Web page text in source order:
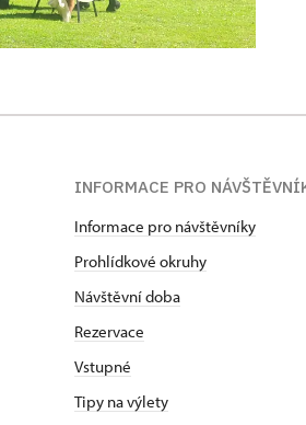
INFORMACE PRO
Informace pro návštěvníky
Prohlídkové okruhy
Návštěvní doba
Rezervace
Vstupné
Tipy na výlety